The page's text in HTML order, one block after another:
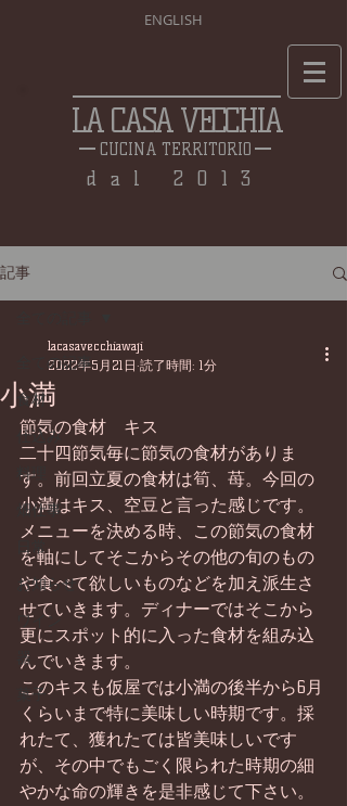
ENGLISH
LA CASA VECCHIA
CUCINA TERRITORIO
dal 2013
記事
全ての記事
食材
仕込み
料理
畑仕事
日常
お知らせ
ワイン
器
菓子
小満
lacasavecchiawaji
2022年5月21日 読了時間: 1分
節気の食材　キス
二十四節気毎に節気の食材がありま
す。前回立夏の食材は筍、苺。今回の
小満はキス、空豆と言った感じです。
メニューを決める時、この節気の食材
を軸にしてそこからその他の旬のもの
や食べて欲しいものなどを加え派生さ
せていきます。ディナーではそこから
更にスポット的に入った食材を組み込
んでいきます。
このキスも仮屋では小満の後半から6月
くらいまで特に美味しい時期です。採
れたて、獲れたては皆美味しいです
が、その中でもごく限られた時期の細
やかな命の輝きを是非感じて下さい。